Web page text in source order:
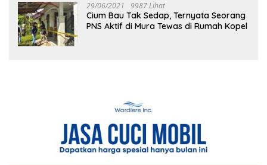
29/06/2021 9987 Lihat
Cium Bau Tak Sedap, Ternyata Seorang
PNS Aktif di Mura Tewas di Rumah Kopel